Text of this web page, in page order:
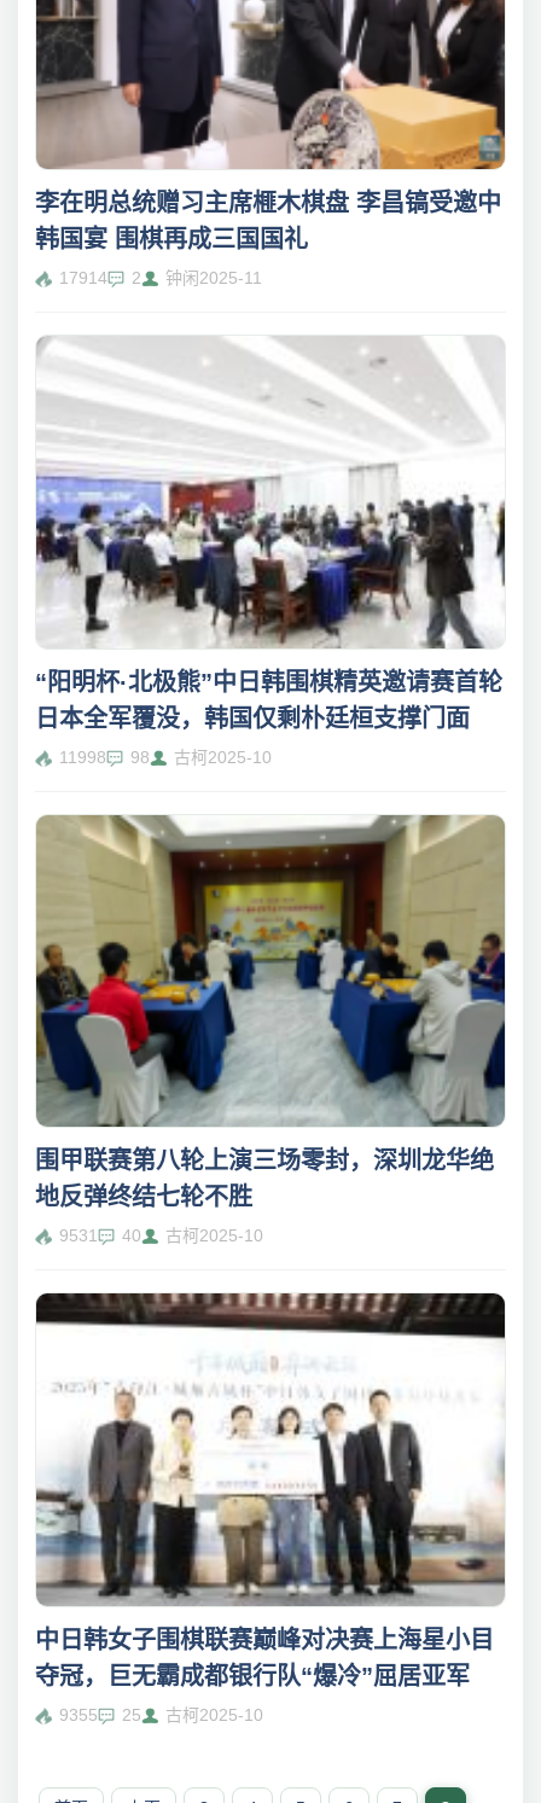
李在明总统赠习主席榧木棋盘 李昌镐受邀中
韩国宴 围棋再成三国国礼
17914 2 钟闲2025-11
“阳明杯·北极熊”中日韩围棋精英邀请赛首轮
日本全军覆没，韩国仅剩朴廷桓支撑门面
11998 98 古柯2025-10
围甲联赛第八轮上演三场零封，深圳龙华绝
地反弹终结七轮不胜
9531 40 古柯2025-10
中日韩女子围棋联赛巅峰对决赛上海星小目
夺冠，巨无霸成都银行队“爆冷”屈居亚军
9355 25 古柯2025-10